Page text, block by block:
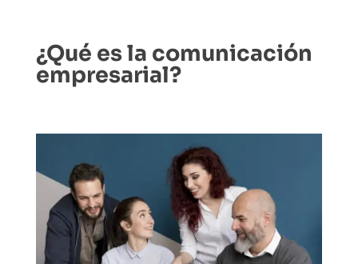
¿Qué es la comunicación
empresarial?